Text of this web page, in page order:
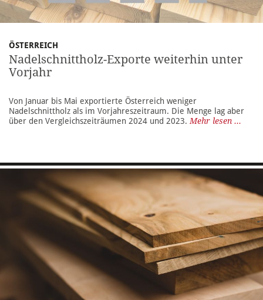
ÖSTERREICH
Nadelschnittholz-Exporte weiterhin unter
Vorjahr
Von Januar bis Mai exportierte Österreich weniger
Nadelschnittholz als im Vorjahreszeitraum. Die Menge lag aber
über den Vergleichszeiträumen 2024 und 2023. Mehr lesen ...